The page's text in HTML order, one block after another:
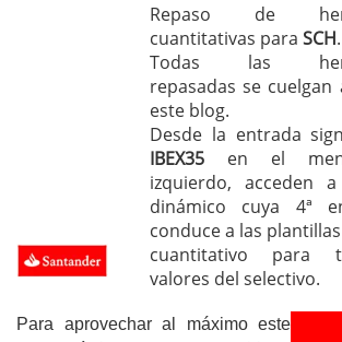
Repaso de
cuantitativas para SCH.
Todas las
repasadas se
este blog.
Desde la entrada
IBEX35en el
izquierdo, acceden
dinámico cuya 4ª
conduce a las
cuantitativo para
valores del selectivo.
Para aprovechar al máximo este